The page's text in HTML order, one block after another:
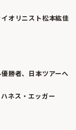
オリニスト松本紘佳
勝者、日本ツアーへ
ネス・エッガー